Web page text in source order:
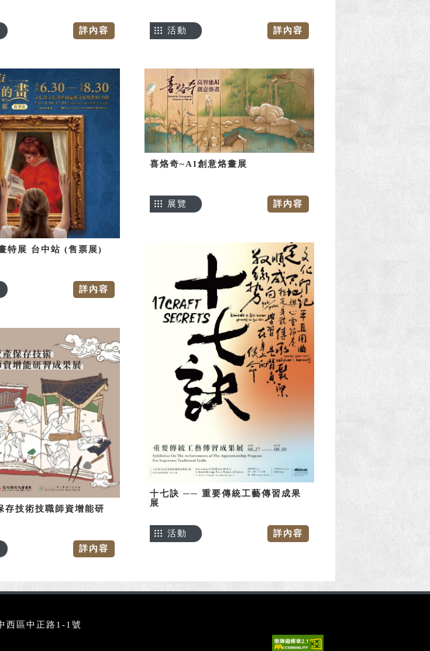
詳內容 詳內容
活動
特展 台中站 (售票展)
詳內容
喜烙奇~AI創意烙畫展
詳內容
展覽
十七訣 ── 重要傳統工藝傳習成果
展
詳內容
活動
存技術技職師資增能研
詳內容
西區中正路1-1號